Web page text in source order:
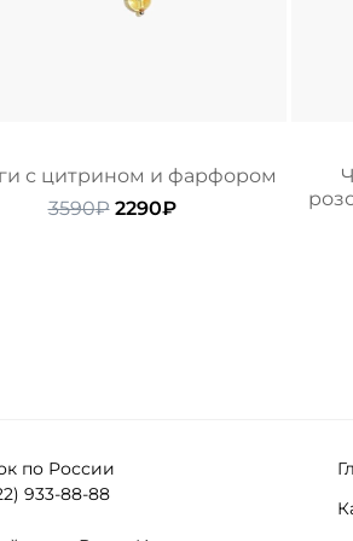
с цитрином и фарфором
3590₽ Первоначальная
2290₽Текущая
по России
933-88-88